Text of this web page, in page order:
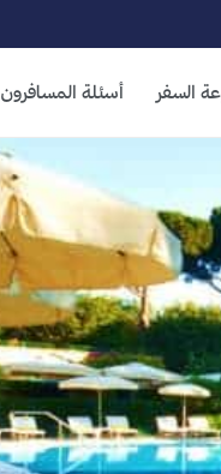
السفر أسئلة المسافرون